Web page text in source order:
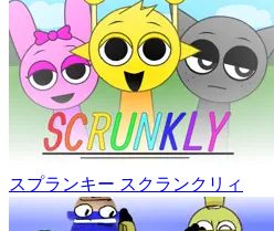
スプランキー スクランクリィ